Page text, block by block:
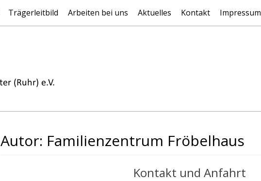
Trägerleitbild Arbeiten bei uns Aktuelles Kontakt Impressum
Autor: Familienzentrum Fröbelhaus
Kontakt und Anfahrt